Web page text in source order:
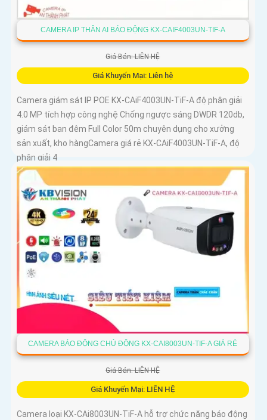
CAMERA IP THÂN AI BÁO ĐỘNG KX-CAIF4003UN-TIF-A
Giá Bán: LIÊN HỆ
Giá Khuyến Mại: Liên hệ
Camera giám sát IP POE KX-CAiF4003UN-TiF-A độ phân giải
4.0 MP tích hợp công nghệ Chống ngược sáng DWDR 120db,
giám sát ban đêm Full Color 50m chuyên dụng cho xưởng
sản xuất, kho hàngCamera giá rẻ KX-CAiF4003UN-TiF-A, độ
phân giải 4
CAMERA BÁO ĐỘNG CHỦ ĐỘNG KX-CAI8003UN-TIF-A GIÁ RẺ
Giá Bán: LIÊN HỆ
Giá Khuyến Mại: LIÊN HỆ
Camera loại KX-CAi8003UN-TiF-A hỗ trợ chức năng báo động